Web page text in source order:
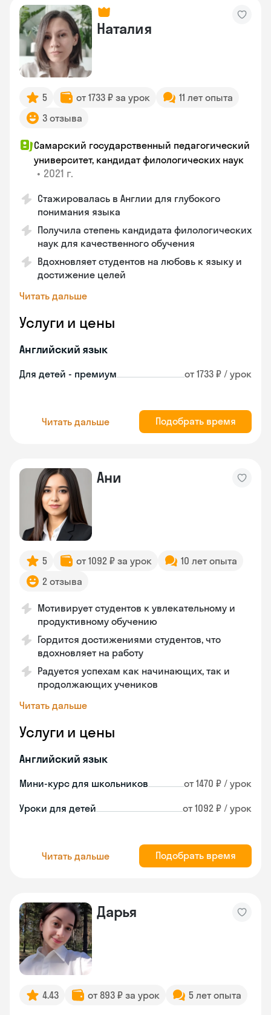
Наталия
5 от 1733 ₽ за урок
11 лет опыта
3 отзыва
Самарский государственный педагогический
университет, кандидат филологических наук
• 2021 г.
Стажировалась в Англии для глубокого
понимания языка
Получила степень кандидата филологических
наук для качественного обучения
Вдохновляет студентов на любовь к языку и
достижение целей
Читать дальше
Услуги и цены
Английский язык
Для детей - премиум от 1733 ₽ / урок
Читать дальше Подобрать время
Ани
5 от 1092 ₽ за урок
10 лет опыта
2 отзыва
Мотивирует студентов к увлекательному и
продуктивному обучению
Гордится достижениями студентов, что
вдохновляет на работу
Радуется успехам как начинающих, так и
продолжающих учеников
Читать дальше
Услуги и цены
Английский язык
Мини-курс для школьников от 1470 ₽ / урок
Уроки для детей от 1092 ₽ / урок
Читать дальше Подобрать время
Дарья
4.43 от 893 ₽ за урок 5 лет опыта